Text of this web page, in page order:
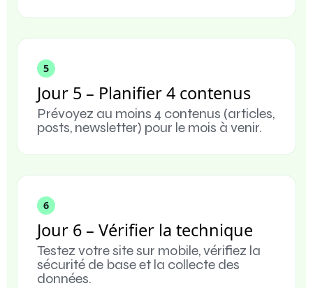
5
Jour 5 – Planifier 4 contenus
Prévoyez au moins 4 contenus (articles,
posts, newsletter) pour le mois à venir.
6
Jour 6 – Vérifier la technique
Testez votre site sur mobile, vérifiez la
sécurité de base et la collecte des
données.